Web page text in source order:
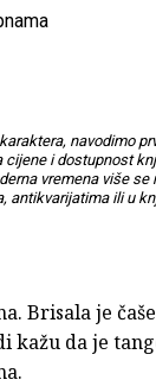
navodimo
i dostupnost
vremena više se
antikvarijatima ili u
Brisala je
kažu da je